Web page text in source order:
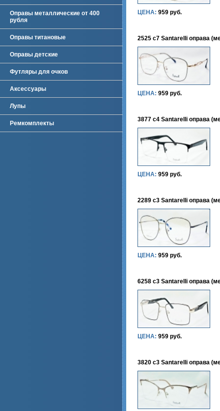
Оправы металлические от 400
рубля
Оправы титановые
Оправы детские
Футляры для очков
Аксессуары
Лупы
Ремкомплекты
ЦЕНА: 959 руб.
2525 c7 Santarelli оправа
ЦЕНА: 959 руб.
3877 c4 Santarelli оправа
ЦЕНА: 959 руб.
2289 c3 Santarelli оправа
ЦЕНА: 959 руб.
6258 c3 Santarelli оправа
ЦЕНА: 959 руб.
3820 c3 Santarelli оправа